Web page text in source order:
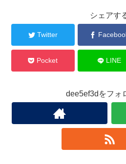
シェアす
Twitter
Pocket LINE
dee5ef3dをフォ